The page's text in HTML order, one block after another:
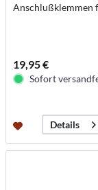
Anschlußklemmen
19,95 €
Sofort
Details